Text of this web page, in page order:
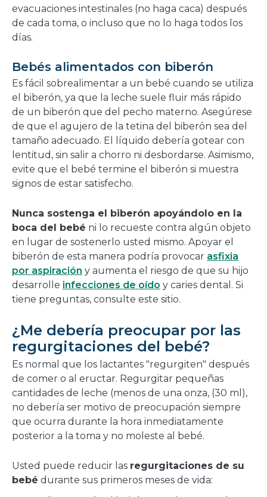
evacuaciones intestinales (no haga caca) después
de cada toma, o incluso que no lo haga todos los
días.
Bebés alimentados con biberón
Es fácil sobrealimentar a un bebé cuando se utiliza
el biberón, ya que la leche suele fluir más rápido
de un biberón que del pecho materno. Asegúrese
de que el agujero de la tetina del biberón sea del
tamaño adecuado. El líquido debería gotear con
lentitud, sin salir a chorro ni desbordarse. Asimismo,
evite que el bebé termine el biberón si muestra
signos de estar satisfecho.
Nunca sostenga el biberón apoyándolo en la
boca del bebé ni lo recueste contra algún objeto
en lugar de sostenerlo usted mismo. Apoyar el
biberón de esta manera podría provocar asfixia
por aspiración y aumenta el riesgo de que su hijo
desarrolle infecciones de oído y caries dental. Si
tiene preguntas, consulte este sitio.
¿Me debería preocupar por las
regurgitaciones del bebé?
Es normal que los lactantes "regurgiten" después
de comer o al eructar. Regurgitar pequeñas
cantidades de leche (menos de una onza, (30 ml),
no debería ser motivo de preocupación siempre
que ocurra durante la hora inmediatamente
posterior a la toma y no moleste al bebé.
Usted puede reducir las regurgitaciones de su
bebé durante sus primeros meses de vida: